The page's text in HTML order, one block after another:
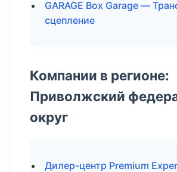
GARAGE Box Garage —
сцепление
Компании в регионе:
Приволжский
округ
Дилер-центр Premium